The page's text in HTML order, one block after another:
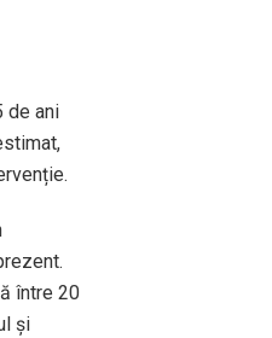
de ani
între 20
și